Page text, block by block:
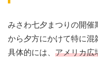
みさわ七夕まつりの開催
から夕方にかけて特に混
具体的には、 アメリカ広